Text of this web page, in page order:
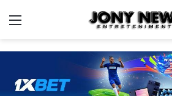
Menu